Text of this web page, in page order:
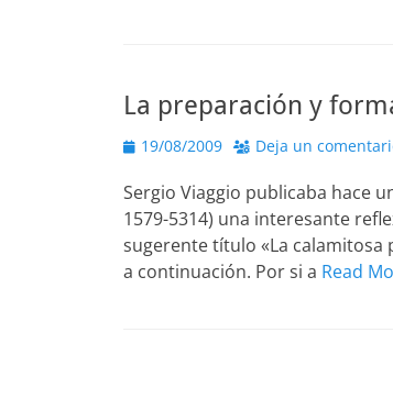
La preparación y
Publicado
19/08/2009 Deja un
Sergio Viaggio publicaba hace
1579-5314) una interesante
sugerente título «La
a continuación. Por si a Read